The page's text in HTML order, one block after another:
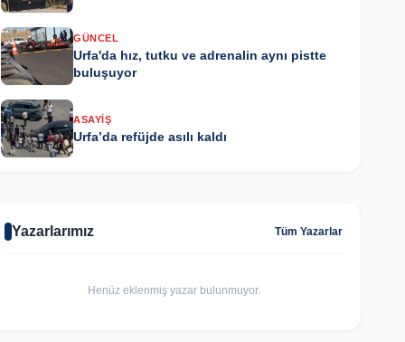
GÜNCEL
Urfa'da hız, tutku ve adrenalin aynı pistte
buluşuyor
ASAYIŞ
Urfa’da refüjde asılı kaldı
Yazarlarımız Tüm Yazarlar
Henüz eklenmiş yazar bulunmuyor.